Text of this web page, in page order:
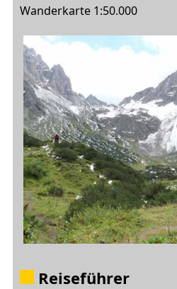
Wanderkarte 1:50.000
Reiseführer